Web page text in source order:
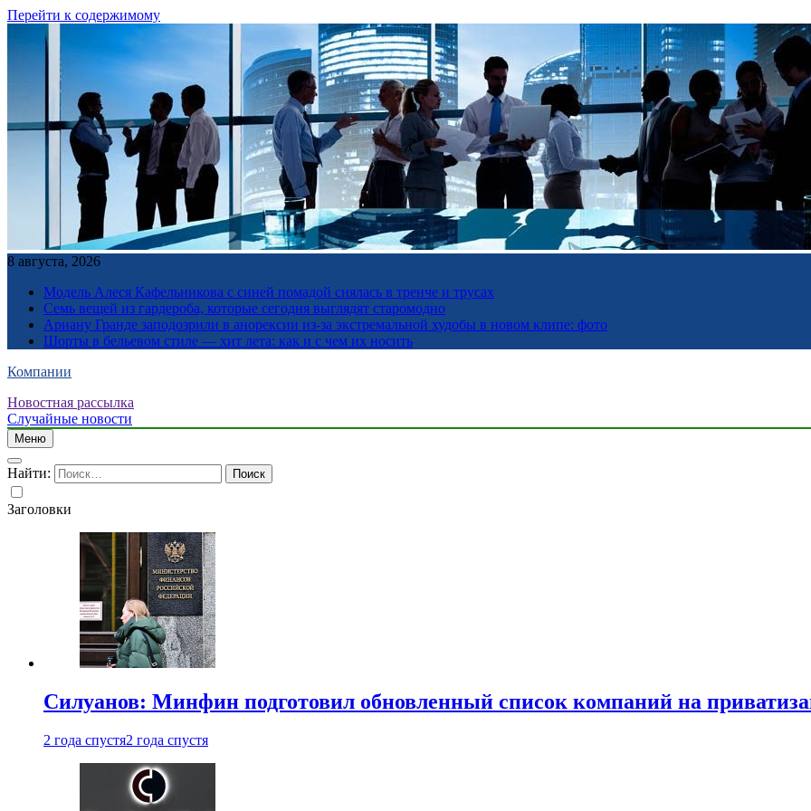
Перейти к содержимому
8 августа, 2026
Модель Алеся Кафельникова с синей помадой снялась в тренче и трусах
Семь вещей из гардероба, которые сегодня выглядят старомодно
Ариану Гранде заподозрили в анорексии из-за экстремальной худобы в новом клипе: фото
Шорты в бельевом стиле — хит лета: как и с чем их носить
Компании
Новостная рассылка
Случайные новости
Меню
Найти:
Заголовки
Силуанов: Минфин подготовил обновленный список компаний на
2 года спустя2 года спустя